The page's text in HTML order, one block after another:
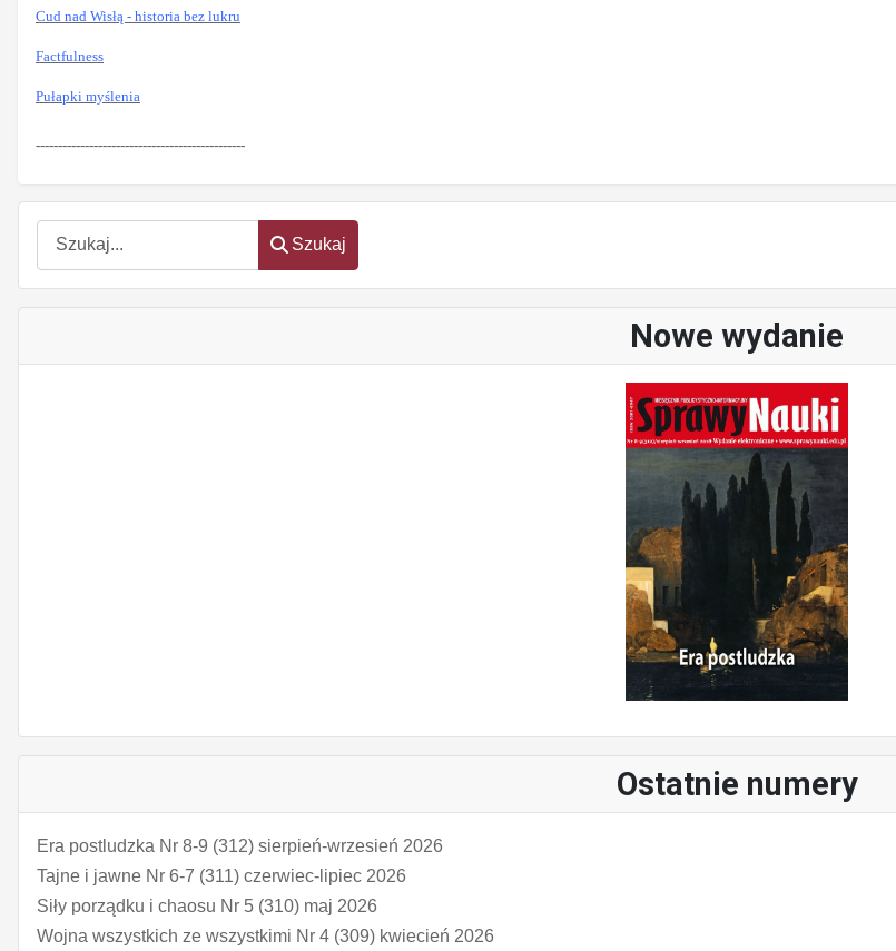
Szukaj
Szukaj
Nowe wydanie
Ostatnie numery
Era postludzka Nr 8-9 (312) sierpień-wrzesień 2026
Tajne i jawne Nr 6-7 (311) czerwiec-lipiec 2026
Siły porządku i chaosu Nr 5 (310) maj 2026
Wojna wszystkich ze wszystkimi Nr 4 (309) kwiecień 2026
Cud nad Wisłą - historia bez lukru
Factfulness
Pułapki myślenia
-----------------------------------------------